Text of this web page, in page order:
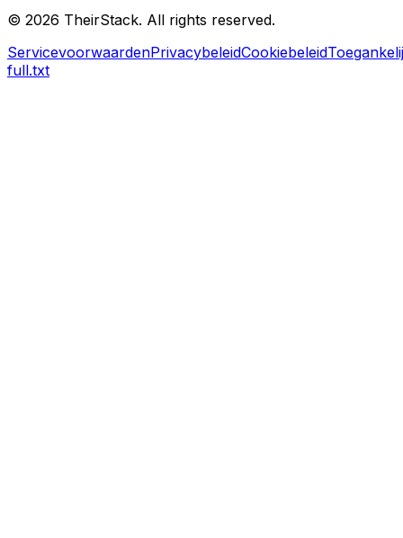
© 2026 TheirStack. All rights reserved.
ServicevoorwaardenPrivacybeleidCookiebeleid
full.txt